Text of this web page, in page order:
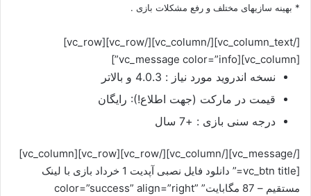
* بهینه سازیهای مختلف و رفع مشکلات بازی .
[/vc_column_text][/vc_column][/vc_row][vc_row]
[vc_column][vc_message color=”info”]
نسخه اندروید مورد نیاز : 4.0.3 و بالاتر
قیمت در مارکت (جهت اطلاع!): رایگان
درجه سنی بازی : +7 سال
[/vc_message][/vc_column][/vc_row][vc_row][vc_column]
[vc_btn title=” دانلود فایل نصبی آپدیت 1 خرداد بازی با لینک
مستقیم – 87 مگابایت” color=”success” align=”right”